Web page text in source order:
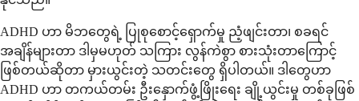
ADHD ဟာ မိဘတွေရဲ့ ပြုစုစောင့်ရှောက်မှု ညံ့ဖျင်းတာ၊ စခရင်
အချိန်များတာ ဒါမှမဟုတ် သကြား လွန်ကဲစွာ စားသုံးတာကြောင့်
ဖြစ်တယ်ဆိုတာ မှားယွင်းတဲ့ သတင်းတွေ ရှိပါတယ်။ ဒါတွေဟာ
ADHD ဟာ တကယ်တမ်း ဦးနှောက်ဖွံ့ဖြိုးရေး ချို့ယွင်းမှု တစ်ခုဖြစ်